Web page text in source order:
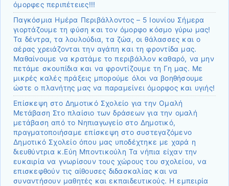
όμορφες περιπέτειες!!!
Παγκόσμια Ημέρα Περιβάλλοντος – 5 Ιουνίου Σήμερα
γιορτάζουμε τη φύση και τον όμορφο κόσμο γύρω μας!
Τα δέντρα, τα λουλούδια, τα ζώα, οι θάλασσες και ο
αέρας χρειάζονται την αγάπη και τη φροντίδα μας.
Μαθαίνουμε να κρατάμε το περιβάλλον καθαρό, να μην
πετάμε σκουπίδια και να φροντίζουμε τη Γη μας. Με
μικρές καλές πράξεις μπορούμε όλοι να βοηθήσουμε
ώστε ο πλανήτης μας να παραμείνει όμορφος και υγιής!
Επίσκεψη στο Δημοτικό Σχολείο για την Ομαλή
Μετάβαση Στο πλαίσιο των δράσεων για την ομαλή
μετάβαση από το Νηπιαγωγείο στο Δημοτικό,
πραγματοποιήσαμε επίσκεψη στο συστεγαζόμενο
Δημοτικό Σχολείο όπου μας υποδέχτηκε με χαρά η
διευθύντρια κ.Εύη Μποντικούλη Τα νήπια είχαν την
ευκαιρία να γνωρίσουν τους χώρους του σχολείου, να
επισκεφθούν τις αίθουσες διδασκαλίας και να
συναντήσουν μαθητές και εκπαιδευτικούς. Η εμπειρία